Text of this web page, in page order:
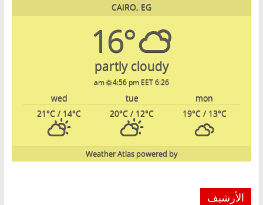
CAIRO, EG
16°
partly cloudy
6:26 am
4:56 pm EET
mon
tue
wed
19°C/ 13°C
20°C / 12°C
21°C / 14°C
powered by
Weather Atlas
الأرشيف